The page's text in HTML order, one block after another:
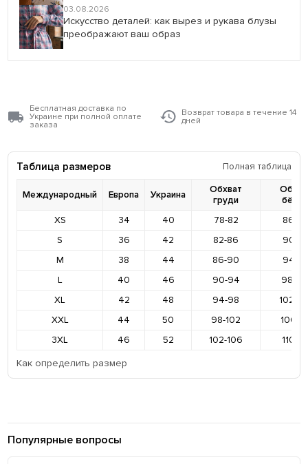
03.08.2026
Искусство деталей: как вырез и рукава блузы
преображают ваш образ
Бесплатная доставка по
Украине при полной оплате
заказа
Возврат товара в течение 14
дней
Таблица размеров Полная таблица
Международный Европа Украина
Обхват
груди
XS
34 40 78-82
86-
S
36 42 82-86
90-
M
38 44 86-90
94-
L
40 46 90-94
98-
XL
42 48 94-98
102-
XXL
44 50 98-102
106-
3XL
46 52 102-106
110-
Как определить размер
Популярные вопросы